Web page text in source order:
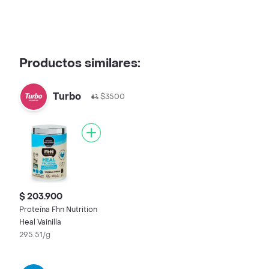
Productos similares:
Turbo $3500
$ 203.900
Proteína Fhn Nutrition
Heal Vainilla
295.51/g